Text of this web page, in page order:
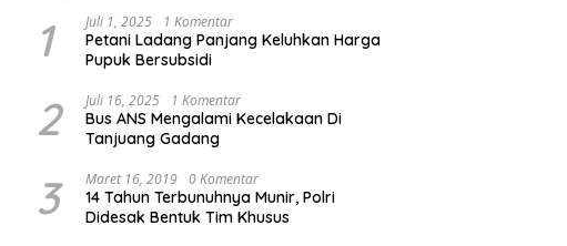
1 Juli 1, 2025 1 Komentar
Petani Ladang Panjang Keluhkan Harga
Pupuk Bersubsidi
2 Juli 16, 2025 1 Komentar
Bus ANS Mengalami Kecelakaan Di
Tanjuang Gadang
3 Maret 16, 2019 0 Komentar
14 Tahun Terbunuhnya Munir, Polri
Didesak Bentuk Tim Khusus